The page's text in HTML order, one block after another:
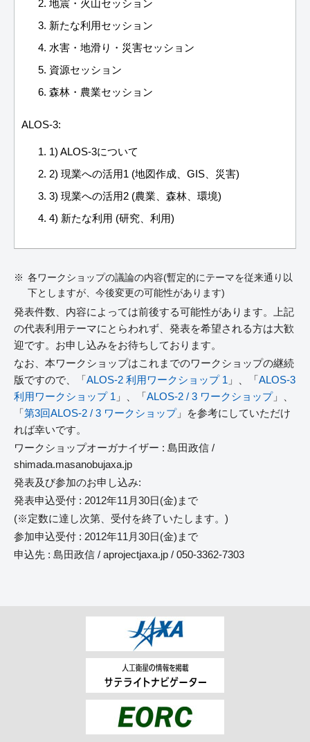
地震・火山セッション
新たな利用セッション
水害・地滑り・災害セッション
資源セッション
森林・農業セッション
ALOS-3:
1) ALOS-3について
2) 現業への活用1 (地図作成、GIS、災害)
3) 現業への活用2 (農業、森林、環境)
4) 新たな利用 (研究、利用)
各ワークショップの議論の内容(暫定的にテーマを従来通り以
下としますが、今後変更の可能性があります)
発表件数、内容によっては前後する可能性があります。上記
の代表利用テーマにとらわれず、発表を希望される方は大歓
迎です。お申し込みをお待ちしております。
なお、本ワークショップはこれまでのワークショップの継続
版ですので、「ALOS-2 利用ワークショップ 1 」、「ALOS-3
利用ワークショップ 1 」、「ALOS-2 / 3 ワークショップ」、
「第3回ALOS-2 / 3 ワークショップ」を参考にしていただけ
れば幸いです。
ワークショップオーガナイザー : 島田政信 /
shimada.masanobujaxa.jp
発表及び参加のお申し込み:
発表申込受付 : 2012年11月30日(金)まで
(※定数に達し次第、受付を終了いたします。)
参加申込受付 : 2012年11月30日(金)まで
申込先 : 島田政信 / aprojectjaxa.jp / 050-3362-7303